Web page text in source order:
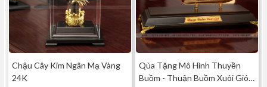
Chậu Cây Kim Ngân Mạ Vàng
24K
Qùa Tặng Mô Hình Thuyền
Buồm - Thuận Buồm Xuôi Gió